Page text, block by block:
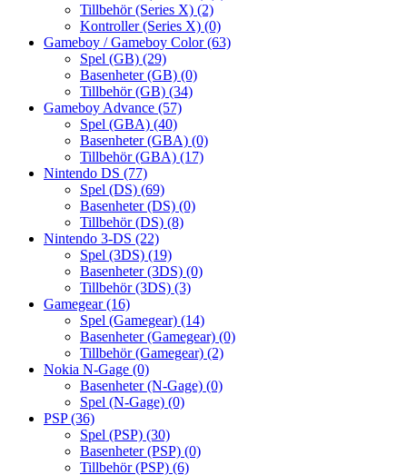
Tillbehör (Series X) (2)
Kontroller (Series X) (0)
Gameboy / Gameboy Color(63)
Spel (GB) (29)
Basenheter (GB) (0)
Tillbehör (GB) (34)
Gameboy Advance (57)
Spel (GBA) (40)
Basenheter (GBA) (0)
Tillbehör (GBA) (17)
Nintendo DS (77)
Spel (DS) (69)
Basenheter (DS) (0)
Tillbehör (DS) (8)
Nintendo 3-DS (22)
Spel (3DS) (19)
Basenheter (3DS) (0)
Tillbehör (3DS) (3)
Gamegear(16)
Spel (Gamegear) (14)
Basenheter (Gamegear) (0)
Tillbehör (Gamegear) (2)
Nokia N-Gage (0)
Basenheter (N-Gage) (0)
Spel (N-Gage) (0)
PSP(36)
Spel (PSP) (30)
Basenheter (PSP) (0)
Tillbehör (PSP) (6)